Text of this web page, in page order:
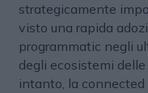
strategicamente
visto una rapida
programmatic negli
degli ecosistemi
intanto, la